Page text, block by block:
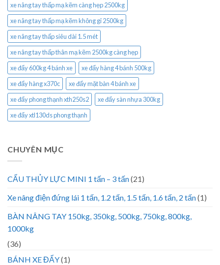
xe nâng tay thấp mạ kẽm càng hẹp 2500kg
xe nâng tay thấp mạ kẽm không gỉ 2500kg
xe nâng tay thấp siêu dài 1.5 mét
xe nâng tay thấp thân mạ kẽm 2500kg càng hẹp
xe đẩy 600kg 4 bánh xe
xe đẩy hàng 4 bánh 500kg
xe đẩy hàng x370c
xe đẩy mặt bàn 4 bánh xe
xe đẩy phong thạnh xth250s2
xe đẩy sàn nhựa 300kg
xe đẩy xtl130ds phong thạnh
CHUYÊN MỤC
CẨU THỦY LỰC MINI 1 tấn – 3 tấn(21)
Xe nâng điện đứng lái 1 tấn, 1.2 tấn, 1.5 tấn, 1.6 tấn, 2 tấn(1)
BÀN NÂNG TAY 150kg, 350kg, 500kg, 750kg, 800kg,
1000kg
(36)
BÁNH XE ĐẨY(1)